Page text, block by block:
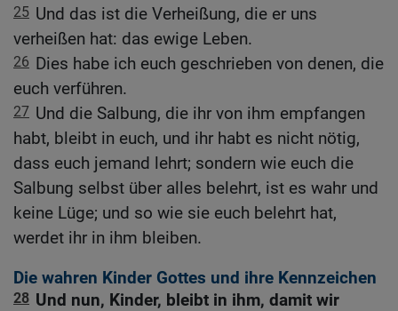
25 Und das ist die Verheißung, die er uns
verheißen hat: das ewige Leben.
26 Dies habe ich euch geschrieben von denen, die
euch verführen.
27 Und die Salbung, die ihr von ihm empfangen
habt, bleibt in euch, und ihr habt es nicht nötig,
dass euch jemand lehrt; sondern wie euch die
Salbung selbst über alles belehrt, ist es wahr und
keine Lüge; und so wie sie euch belehrt hat,
werdet ihr in ihm bleiben.
Die wahren Kinder Gottes und ihre Kennzeichen
28 Und nun, Kinder, bleibt in ihm, damit wir